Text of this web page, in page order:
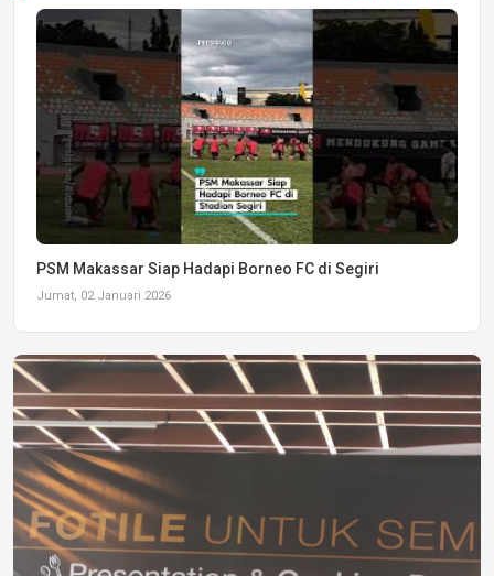
PSM Makassar Siap Hadapi Borneo FC di Segiri
Jumat, 02 Januari 2026